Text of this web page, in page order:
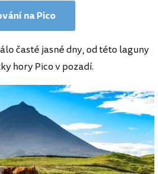
na Pico
časté jasné dny, od této laguny
hory Pico v pozadí.